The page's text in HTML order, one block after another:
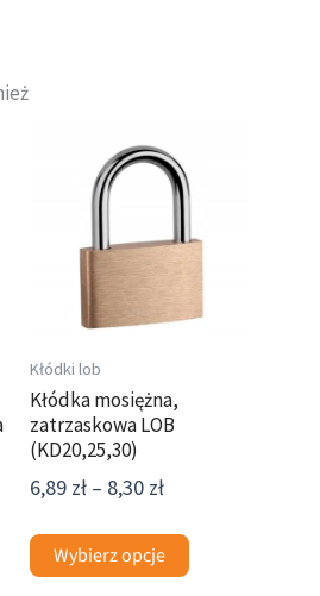
Kłódki lob
Kłódka mosiężna,
zatrzaskowa LOB
(KD20,25,30)
6,89 zł – 8,30 zł
cen:
od
6,89 zł
do
Wybierz opcje
produkt
wariantów.
można
wybrać
na
stronie
produktu